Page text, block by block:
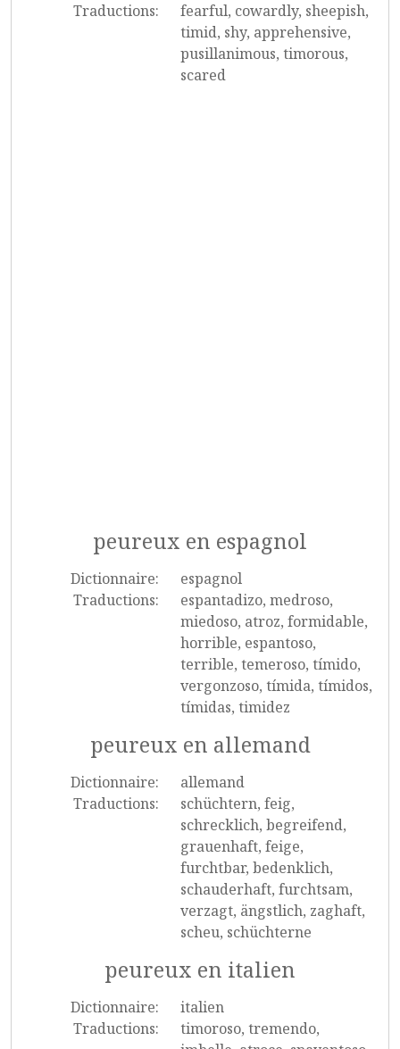
Traductions:
fearful, cowardly, sheepish,
timid, shy, apprehensive,
pusillanimous, timorous,
scared
peureux en espagnol
Dictionnaire:
espagnol
Traductions:
espantadizo, medroso,
miedoso, atroz, formidable,
horrible, espantoso,
terrible, temeroso, tímido,
vergonzoso, tímida, tímidos,
tímidas, timidez
peureux en allemand
Dictionnaire:
allemand
Traductions:
schüchtern, feig,
schrecklich, begreifend,
grauenhaft, feige,
furchtbar, bedenklich,
schauderhaft, furchtsam,
verzagt, ängstlich, zaghaft,
scheu, schüchterne
peureux en italien
Dictionnaire:
italien
Traductions:
timoroso, tremendo,